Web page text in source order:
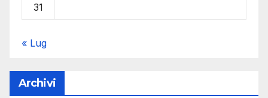
31
« Lug
Archivi